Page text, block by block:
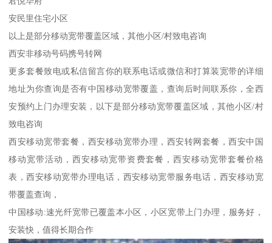
安民里住宅小区
以上是部分移动宽带覆盖区域，其他小区/村致电咨询
西安非移动号码携号转网
更多套餐致电或私信留言你的联系电话或微信和打算装宽带的详细
地址为你查询是否有中国移动宽带覆盖，查询后时间联系你，全西
安预约上门办理安装，以下是部分移动宽带覆盖区域，其他小区/村
致电咨询
西安移动宽带套餐，西安移动宽带办理，西安转网套餐，西安中国
移动宽带活动，西安移动宽带资费套餐，西安移动宽带套餐价格
表，西安移动宽带办理电话，西安移动宽带服务电话，西安移动宽
带覆盖查询，
中国移动:速光纤宽带已覆盖本小区，小区宽带上门办理，服务好，
安装快，值得长期合作